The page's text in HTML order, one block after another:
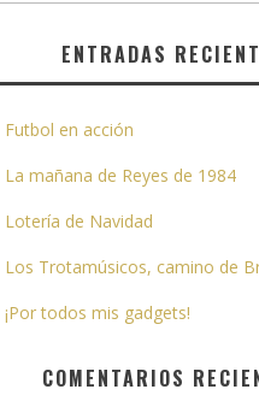
ENTRADAS
Futbol en acción
La mañana de Reyes de 1984
Lotería de Navidad
Los Trotamúsicos, camino de
¡Por todos mis gadgets!
COMENTARIOS